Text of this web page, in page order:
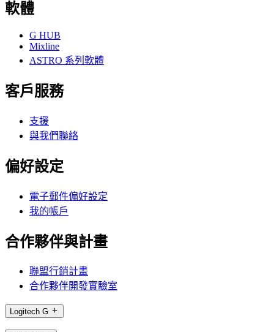
軟體
G HUB
Mixline
ASTRO 系列軟體
客戶服務
支援
與我們聯絡
偏好設定
電子郵件偏好設定
我的帳戶
合作夥伴與計畫
聯盟行銷計畫
合作夥伴開發實驗室
Logitech G